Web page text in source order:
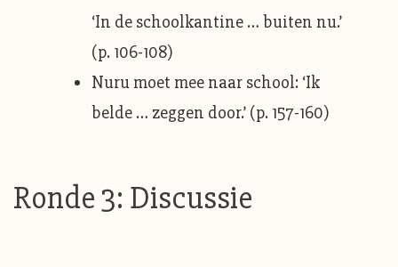
‘In de schoolkantine … buiten nu.’
(p. 106-108)
Nuru moet mee naar school: ‘Ik
belde … zeggen door.’ (p. 157-160)
Ronde 3: Discussie